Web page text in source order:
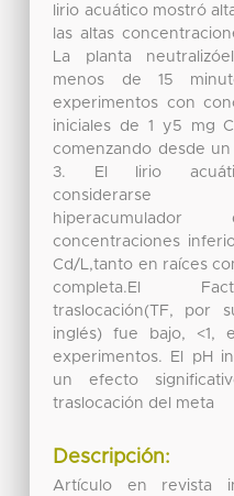
lirio acuático mostró
las altas
La planta
menos de 15
experimentos con
iniciales de 1 y5 mg
comenzando desde
3. El lirio
concentraciones
Cd/L,tanto en raíces
completa.El
traslocación(TF, por
inglés) fue bajo, <1,
experimentos. El pH
un efecto
traslocación del meta
Descripción:
Artículo en revista